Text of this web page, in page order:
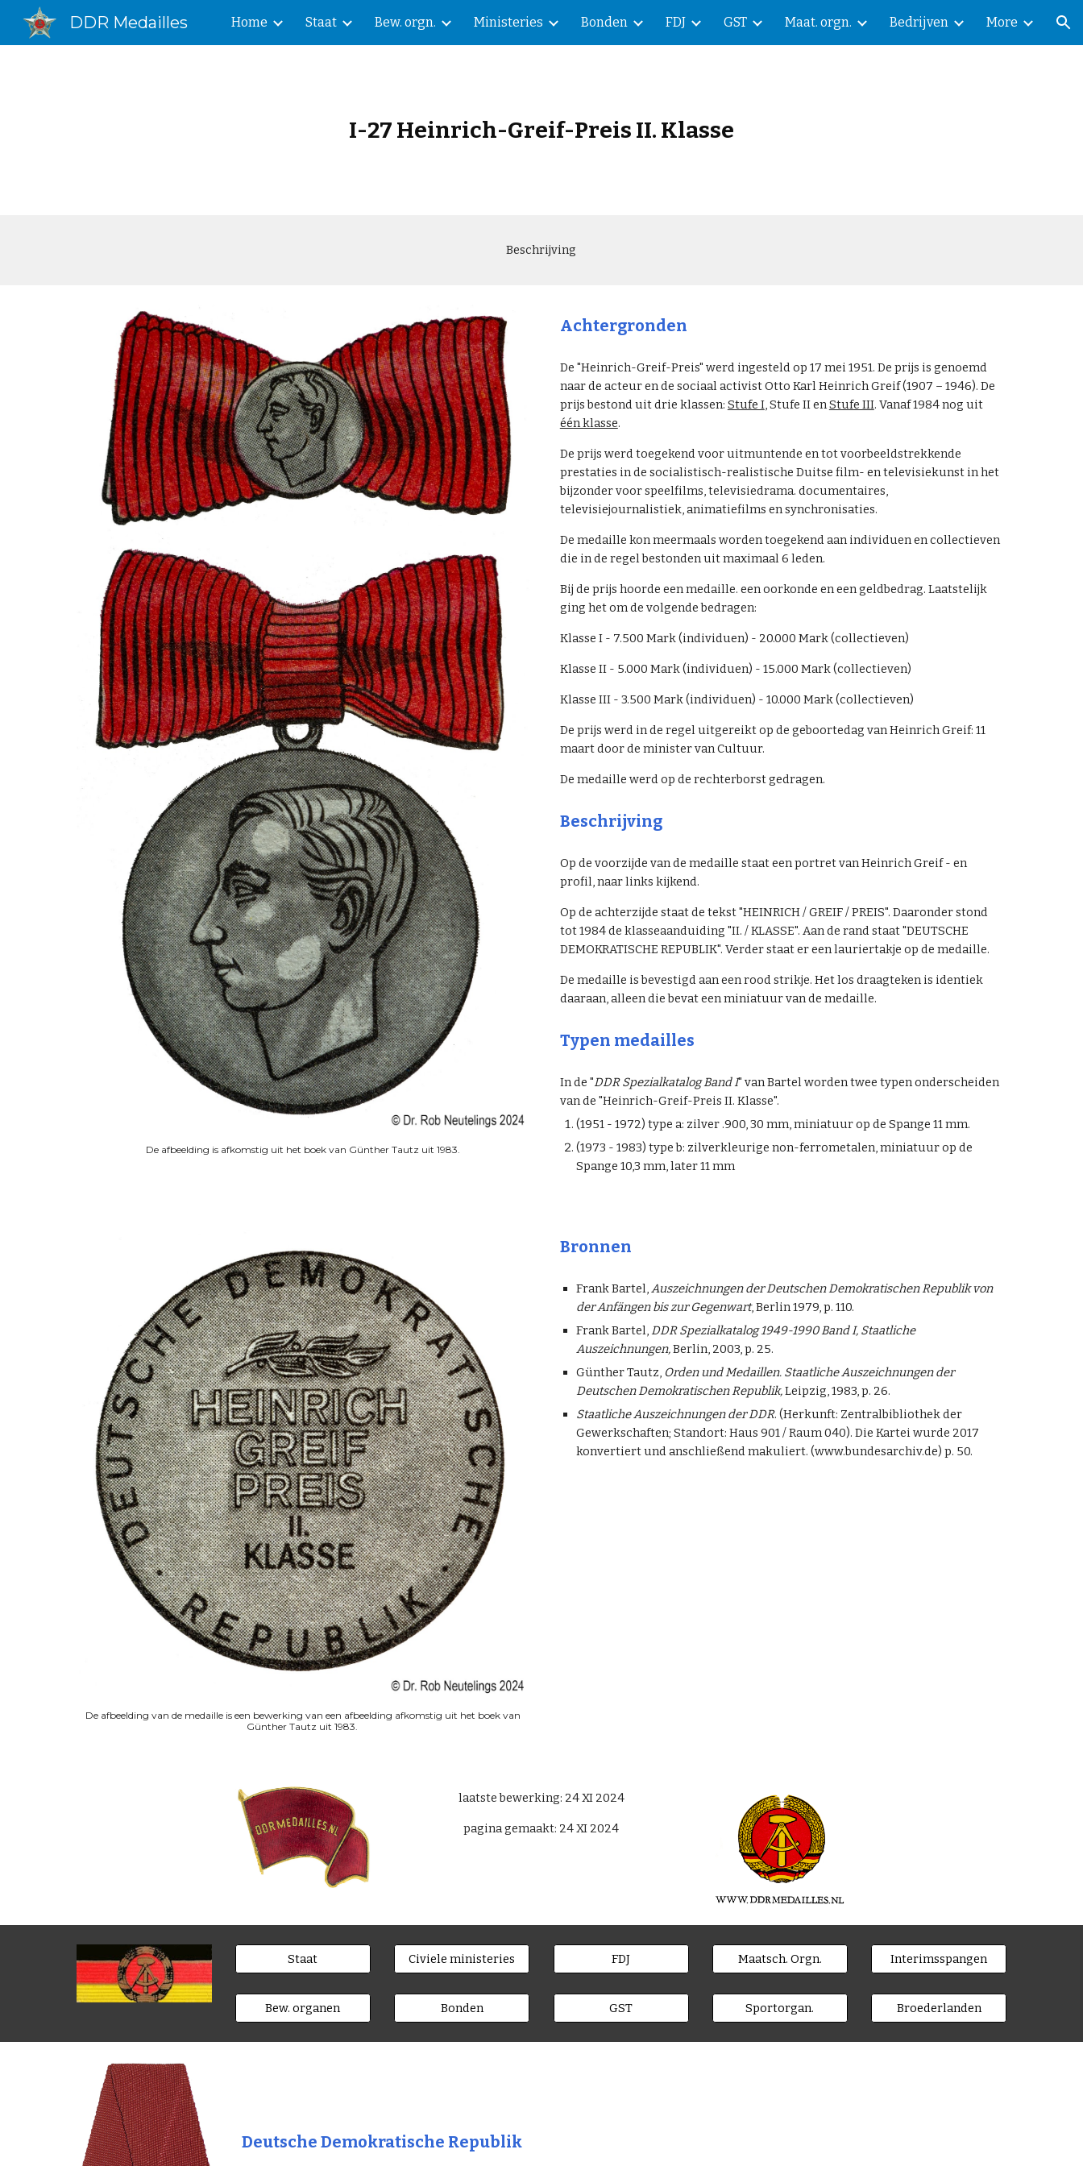
Skip to main content Skip to navigation
DDR Medailles Home Staat Bew. orgn. Ministeries Bonden FDJ GST Maat. orgn. Bedrijven More
I-27 Heinrich-Greif-Preis II. Klasse
Beschrijving
De afbeelding is afkomstig uit het boek van Günther Tautz uit 1983.
Achtergronden
De "Heinrich-Greif-Preis" werd ingesteld op 17 mei 1951. De prijs is genoemd
naar de acteur en de sociaal activist Otto Karl Heinrich Greif (1907 – 1946). De
prijs bestond uit drie klassen: Stufe I,Stufe IIenStufe III. Vanaf 1984 nog uit
één klasse.
De prijs werd toegekend voor uitmuntende en tot voorbeeldstrekkende
prestaties in de socialistisch-realistische Duitse film- en televisiekunst in het
bijzonder voor speelfilms, televisiedrama. documentaires,
televisiejournalistiek, animatiefilms en synchronisaties.
De medaille kon meermaals worden toegekend aan individuen en collectieven
die in de regel bestonden uit maximaal 6 leden.
Bij de prijs hoorde een medaille. een oorkonde en een geldbedrag. Laatstelijk
ging het om de volgende bedragen:
Klasse I - 7.500 Mark (individuen) - 20.000 Mark (collectieven)
Klasse II - 5.000 Mark (individuen) - 15.000 Mark (collectieven)
Klasse III - 3.500 Mark (individuen) - 10.000 Mark (collectieven)
De prijs werd in de regel uitgereikt op de geboortedag van Heinrich Greif: 11
maart door de minister van Cultuur.
De medaille werd op de rechterborst gedragen.
Beschrijving
Op de voorzijde van de medaille staat een portret van HeinrichGreif - en
profil, naar links kijkend.
Op de achterzijde staat de tekst "HEINRICH / GREIF / PREIS". Daaronder stond
tot 1984 de klasseaanduiding "II. / KLASSE". Aan de rand staat "DEUTSCHE
DEMOKRATISCHE REPUBLIK". Verder staat er een lauriertakje op de medaille.
De medaille is bevestigd aan een rood strikje. Het los draagteken is identiek
daaraan, alleen die bevat een miniatuur van de medaille.
Typen medailles
In de "DDR Spezialkatalog Band I" van Bartel wordentwee typen onderscheiden
van de "Heinrich-Greif-Preis II. Klasse".
(1951 - 1972) type a: zilver .900, 30 mm, miniatuur op de Spange 11 mm.
(1973 - 1983) type b: zilverkleurige non-ferrometalen, miniatuur op de
Spange 10,3 mm, later 11 mm
De afbeelding van de medaille is een bewerking van een afbeelding afkomstig uit het boek van
Günther Tautz uit 1983.
Bronnen
Frank Bartel,Auszeichnungen der Deutschen Demokratischen Republik von
der Anfängen bis zur Gegenwart, Berlin 1979, p. 110.
Frank Bartel,DDR Spezialkatalog 1949-1990 Band I, Staatliche
Auszeichnungen,Berlin, 2003, p. 25.
Günther Tautz, Orden und Medaillen. Staatliche Auszeichnungen der
Deutschen Demokratischen Republik,Leipzig, 1983, p. 26.
Staatliche Auszeichnungen der DDR. (Herkunft: Zentralbibliothek der
Gewerkschaften; Standort: Haus 901 / Raum 040). Die Kartei wurde 2017
konvertiert und anschließend makuliert. (www.bundesarchiv.de) p. 50.
laatste bewerking: 24 XI 2024
pagina gemaakt: 24 XI 2024
Staat
Bew. organen
Civiele ministeries
Bonden
FDJ
GST
Maatsch. Orgn.
Sportorgan.
Interimsspangen
Broederlanden
Deutsche Demokratische Republik